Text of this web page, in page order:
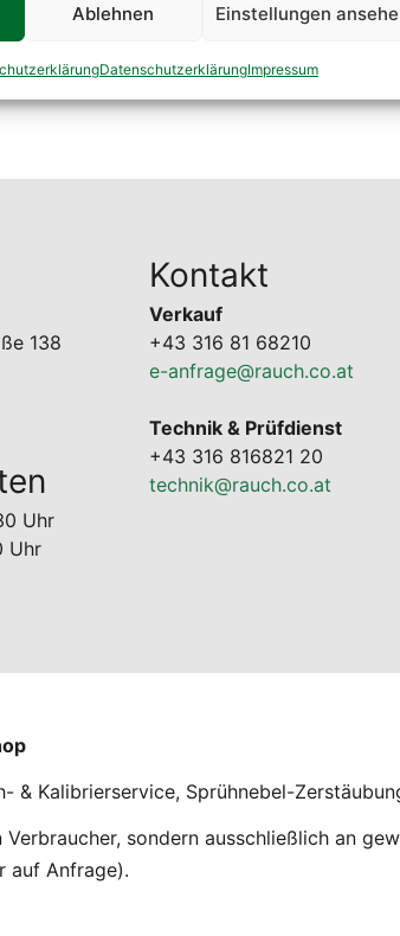
Ablehnen Einstellungen
DatenschutzerklärungImpressum
138
Uhr
Uhr
Kontakt
Verkauf
+43 316 81 68210
e-anfrage@rauch.co.at
Technik & Prüfdienst
+43 316 816821 20
technik@rauch.co.at
& Kalibrierservice, Sprühnebel-
sondern ausschließlich an
auf Anfrage).